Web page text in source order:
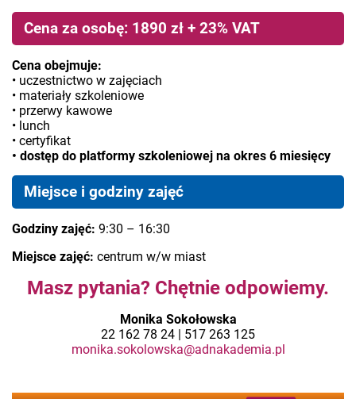
Cena za osobę: 1890 zł + 23% VAT
Cena obejmuje:
• uczestnictwo w zajęciach
• materiały szkoleniowe
• przerwy kawowe
• lunch
• certyfikat
• dostęp do platformy szkoleniowej na okres 6 miesięcy
Miejsce i godziny zajęć
Godziny zajęć: 9:30 – 16:30
Miejsce zajęć: centrum w/w miast
Masz pytania? Chętnie odpowiemy.
Monika Sokołowska
22 162 78 24 | 517 263 125
monika.sokolowska@adnakademia.pl